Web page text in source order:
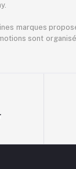
marques
sont